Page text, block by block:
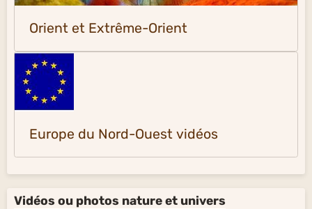
Orient et Extrême-Orient
Europe du Nord-Ouest vidéos
Vidéos ou photos nature et univers